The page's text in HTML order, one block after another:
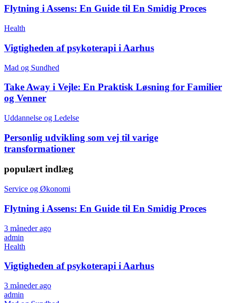
Flytning i Assens: En Guide til En Smidig Proces
Health
Vigtigheden af psykoterapi i Aarhus
Mad og Sundhed
Take Away i Vejle: En Praktisk Løsning for Familier
og Venner
Uddannelse og Ledelse
Personlig udvikling som vej til varige
transformationer
populært indlæg
Service og Økonomi
Flytning i Assens: En Guide til En Smidig Proces
3 måneder ago
admin
Health
Vigtigheden af psykoterapi i Aarhus
3 måneder ago
admin